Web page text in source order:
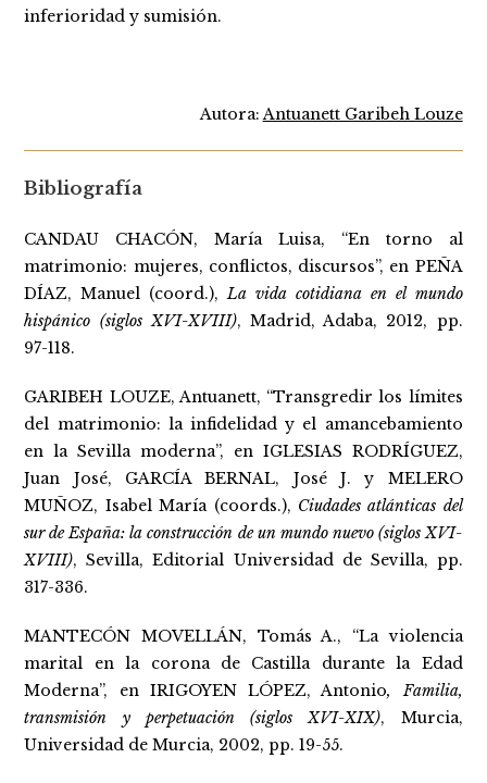
inferioridad y sumisión.
Autora:Antuanett Garibeh Louze
Bibliografía
CANDAU CHACÓN, María Luisa, “En torno al
matrimonio: mujeres, conflictos, discursos”, en PEÑA
DÍAZ, Manuel (coord.),La vida cotidiana en el mundo
hispánico (siglos XVI-XVIII), Madrid, Adaba, 2012, pp.
97-118.
GARIBEH LOUZE, Antuanett, “Transgredir los límites
del matrimonio: la infidelidad y el amancebamiento
en la Sevilla moderna”, en IGLESIAS RODRÍGUEZ,
Juan José, GARCÍA BERNAL, José J. y MELERO
MUÑOZ, Isabel María (coords.), Ciudades atlánticas del
sur de España: la construcción de un mundo nuevo (siglos XVI-
XVIII), Sevilla, Editorial Universidad de Sevilla, pp.
317-336.
MANTECÓN MOVELLÁN, Tomás A., “La violencia
marital en la corona de Castilla durante la Edad
Moderna”, en IRIGOYEN LÓPEZ, Antonio, Familia,
transmisión y perpetuación (siglos XVI-XIX), Murcia,
Universidad de Murcia, 2002, pp. 19-55.